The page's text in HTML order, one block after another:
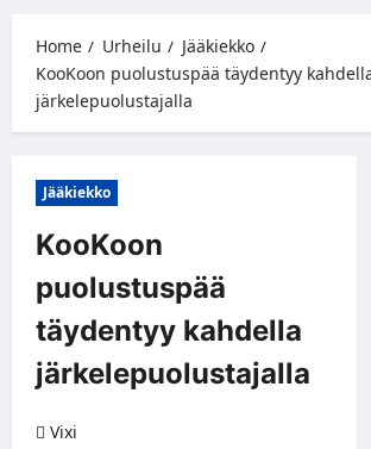
Home Urheilu
Jääkiekko
KooKoon puolustuspää täydentyy
järkelepuolustajalla
Jääkiekko
KooKoon
puolustuspää
täydentyy kahdella
järkelepuolustajalla
Vixi